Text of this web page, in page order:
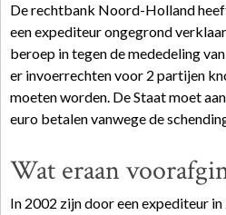
De rechtbank Noord-Holland
een expediteur ongegrond
beroep in tegen de mededeling
er invoerrechten voor 2 partijen
moeten worden. De Staat moet
euro betalen vanwege de
Wat eraan
In 2002 zijn door een expediteur